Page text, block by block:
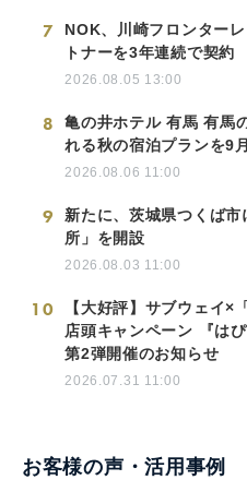
7
NOK、川崎フロンター
トナーを3年連続で契約
2026.08.05 13:00
8
亀の井ホテル 有馬 有馬
れる秋の宿泊プランを9
2026.08.06 11:00
9
新たに、茨城県つくば市
所」を開設
2026.08.03 11:00
10
【大好評】サブウェイ×
店頭キャンペーン 『はぴ
第2弾開催のお知らせ
2026.07.31 11:00
お客様の声・活用事例